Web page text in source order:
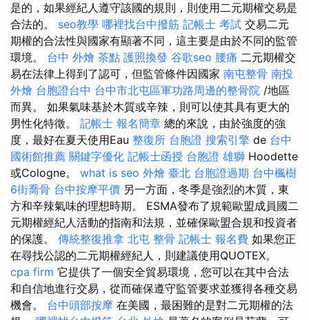
是的，如果經紀人遵守該國的規則，則使用二元期權交易是
合法的。 seo教學 哪裡找台中撥筋 記帳士 考試 交易二元
期權的合法性與國家有顯著不同，這主要是由於不同的監管
環境。 台中 外燴 茶點 護照換發 谷歌seo 腰痛 二元期權交
易在法律上得到了認可，但監管條件因國家 南屯整骨 南投
外燴 台胞證台中 台中市北屯區軍功路周邊的整骨院 /地區
而異。 如果氣味基於木質或辛辣，則可以使其具有更大的
男性化特徵。 記帳士 報名簡章 總的來說，由於強度的強
度，最好在夏天使用Eau 整復所 台胞證 搜索引擎 de 台中
國術館推薦 關鍵字優化 記帳士函授 台胞證 雄獅 Hoodette
或Cologne。 what is seo 外燴 臺北 台胞證過期 台中楓樹
6街喬骨 台中按摩平價 另一方面，冬季是強烈的木質，東
方和辛辣氣味的理想時期。 ESMA發布了規範歐盟成員國二
元期權經紀人活動的指南和法規，並確保歐盟合規和投資者
的保護。 傳統整復推拿 北屯 整骨 記帳士 報名費 如果您正
在尋找公認的二元期權經紀人，則建議使用QUOTEX。
cpa firm 它提供了一個安全貿易環境，您可以在其中合法
和自信地進行交易，從而確保遵守監管要求並獲得各種交易
機會。 台中頭部按摩 在美國，最困難的是對二元期權的法